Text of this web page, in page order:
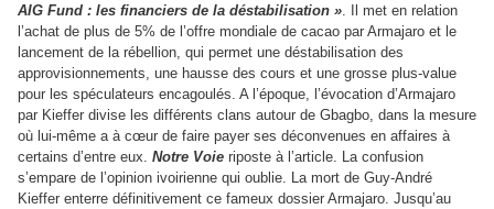
AIG Fund : les financiers de la déstabilisation ». Il met en relation
l’achat de plus de 5% de l’offre mondiale de cacao par Armajaro et le
lancement de la rébellion, qui permet une déstabilisation des
approvisionnements, une hausse des cours et une grosse plus-value
pour les spéculateurs encagoulés. A l’époque, l’évocation d’Armajaro
par Kieffer divise les différents clans autour de Gbagbo, dans la mesure
où lui-même a à cœur de faire payer ses déconvenues en affaires à
certains d’entre eux. Notre Voie riposte à l’article. La confusion
s’empare de l’opinion ivoirienne qui oublie. La mort de Guy-André
Kieffer enterre définitivement ce fameux dossier Armajaro. Jusqu’au